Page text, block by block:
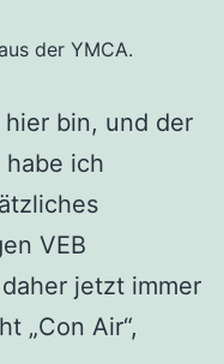
der YMCA.
bin, und der
habe ich
VEB
jetzt immer
„Con Air“,